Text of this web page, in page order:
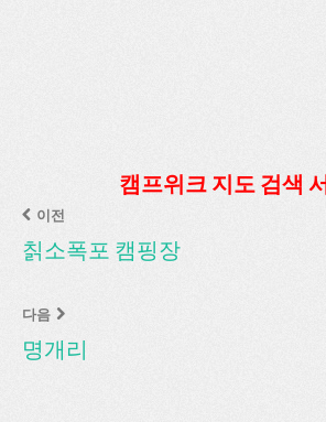
캠프위크 지도 검색
이전
칡소폭포 캠핑장
다음
명개리